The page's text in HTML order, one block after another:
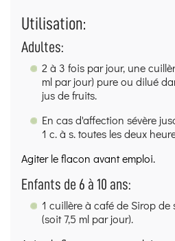
Utilisation:
Adultes:
2 à 3 fois par jour, une
ml par jour) pure ou dilué
jus de fruits.
En cas d'affection sévère
1 c. à s. toutes les deux
Agiter le flacon avant emploi.
Enfants de 6 à 10 ans:
1 cuillère à café de Sirop
(soit 7,5 ml par jour).